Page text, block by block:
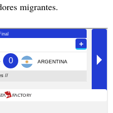
migrantes.